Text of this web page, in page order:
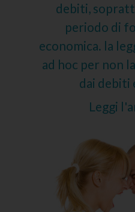
debiti,
periodo di
economica. la
ad hoc per non
dai debiti
Leggi